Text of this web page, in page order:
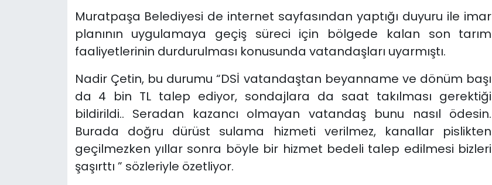
Muratpaşa Belediyesi de internet sayfasından yaptığı duyuru ile imar
planının uygulamaya geçiş süreci için bölgede kalan son tarım
faaliyetlerinin durdurulması konusunda vatandaşları uyarmıştı.
Nadir Çetin, bu durumu “DSİ vatandaştan beyanname ve dönüm başı
da 4 bin TL talep ediyor, sondajlara da saat takılması gerektiği
bildirildi.. Seradan kazancı olmayan vatandaş bunu nasıl ödesin.
Burada doğru dürüst sulama hizmeti verilmez, kanallar pislikten
geçilmezken yıllar sonra böyle bir hizmet bedeli talep edilmesi bizleri
şaşırttı ” sözleriyle özetliyor.